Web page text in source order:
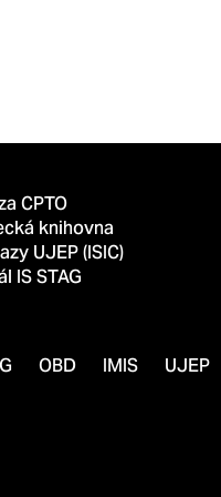
CPTO
knihovna
UJEP (ISIC)
IS STAG
OBD IMIS UJEP